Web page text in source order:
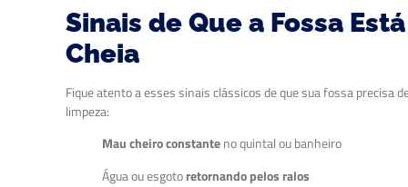
Sinais de Que a Fossa Está
Cheia
Fique atento a esses sinais clássicos de que sua fossa precisa
limpeza:
Mau cheiro constanteno quintal ou banheiro
Água ou esgotoretornando pelos ralos